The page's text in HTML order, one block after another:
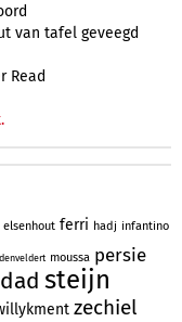
van tafel geveegd
Read
elsenhout ferri hadj infantino
moussa persie
steijn
zechiel